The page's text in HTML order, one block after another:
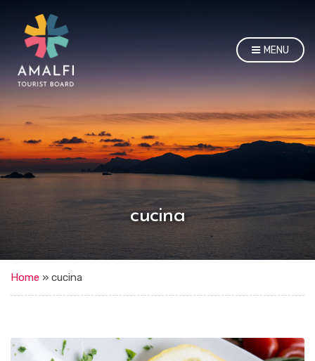
MENU
cucina
Home » cucina